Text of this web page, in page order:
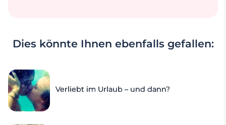
Dies könnte Ihnen ebenfalls gefallen:
Verliebt im Urlaub – und dann?